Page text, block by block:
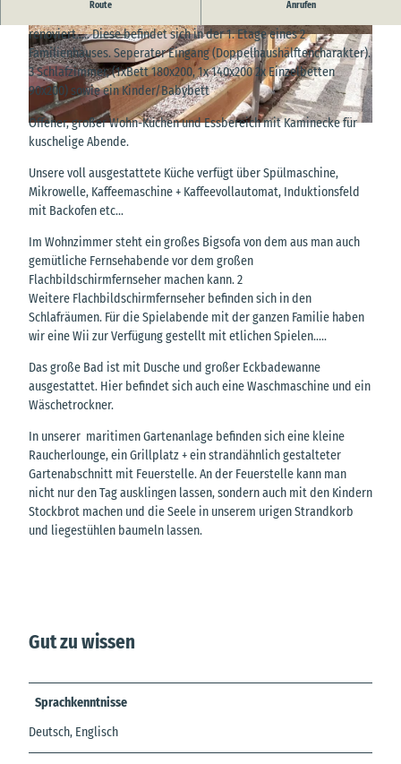
© Ellmann-Feise
© Ellmann-Feise © Ellmann-Feise
Route Anrufen
renoviert..... Diese befindet sich in der 1. Etage eines 2
Familienhauses. Seperater Eingang (Doppelhaushälftencharakter).
3 Schlafzimmer, (1xBett 180x200, 1x 140x200 2x Einzelbetten
90x200) sowie ein Kinder/Babybett
Offener, großer Wohn-Küchen und Essbereich mit Kaminecke für
kuschelige Abende.
Unsere voll ausgestattete Küche verfügt über Spülmaschine,
Mikrowelle, Kaffeemaschine + Kaffeevollautomat, Induktionsfeld
mit Backofen etc...
Im Wohnzimmer steht ein großes Bigsofa von dem aus man auch
gemütliche Fernsehabende vor dem großen
Flachbildschirmfernseher machen kann. 2
Weitere Flachbildschirmfernseher befinden sich in den
Schlafräumen. Für die Spielabende mit der ganzen Familie haben
wir eine Wii zur Verfügung gestellt mit etlichen Spielen.....
Das große Bad ist mit Dusche und großer Eckbadewanne
ausgestattet. Hier befindet sich auch eine Waschmaschine und ein
Wäschetrockner.
In unserer maritimen Gartenanlage befinden sich eine kleine
Raucherlounge, ein Grillplatz + ein strandähnlich gestalteter
Gartenabschnitt mit Feuerstelle. An der Feuerstelle kann man
nicht nur den Tag ausklingen lassen, sondern auch mit den Kindern
Stockbrot machen und die Seele in unserem urigen Strandkorb
und liegestühlen baumeln lassen.
Gut zu wissen
Sprachkenntnisse
Deutsch, Englisch